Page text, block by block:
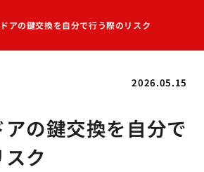
アの鍵交換を自分で行う際のリスク
2026.05.15
の鍵交換を自分で
ク